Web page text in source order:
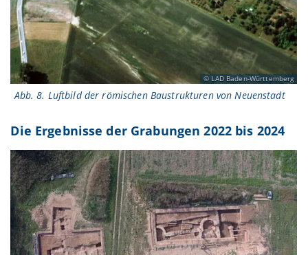
LAD Baden-Württemberg
Abb. 8. Luftbild der römischen Baustrukturen von Neuenstadt
Die Ergebnisse der Grabungen 2022 bis 2024